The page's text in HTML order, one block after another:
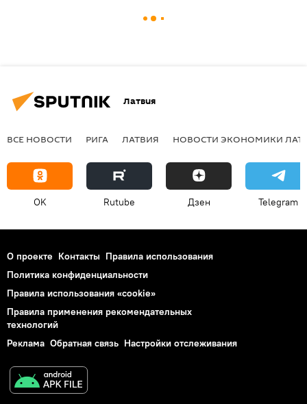
Латвия
ВСЕ НОВОСТИ РИГА ЛАТВИЯ НОВОСТИ ЭКОНОМИКИ
OK Rutube Дзен Telegram
О проекте Контакты Правила использования
Политика конфиденциальности
Правила использования «cookie»
Правила применения рекомендательных
технологий
Реклама Обратная связь Настройки отслеживания